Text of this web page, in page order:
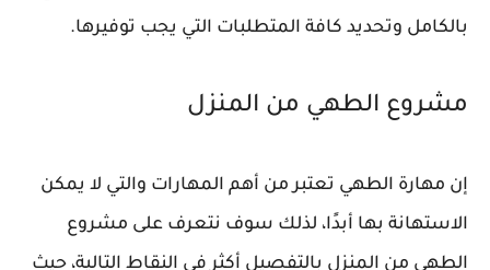
بالكامل وتحديد كافة المتطلبات التي يجب توفيرها.
مشروع الطهي من المنزل
إن مهارة الطهي تعتبر من أهم المهارات والتي لا يمكن
الاستهانة بها أبدًا، لذلك سوف نتعرف على مشروع
الطهي من المنزل بالتفصيل أكثر في النقاط التالية، حيث